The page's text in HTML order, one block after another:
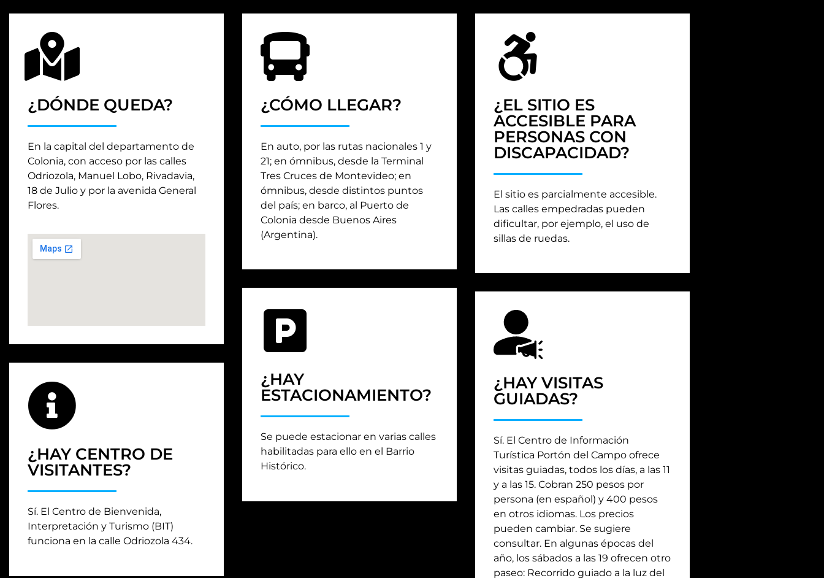
¿DÓNDE QUEDA?
En la capital del departamento de
Colonia, con acceso por las calles
Odriozola, Manuel Lobo, Rivadavia,
18 de Julio y por la avenida General
Flores.
¿HAY CENTRO DE
VISITANTES?
Sí. El Centro de Bienvenida,
Interpretación y Turismo (BIT)
funciona en la calle Odriozola 434.
¿CÓMO LLEGAR?
En auto, por las rutas nacionales 1 y
21; en ómnibus, desde la Terminal
Tres Cruces de Montevideo; en
ómnibus, desde distintos puntos
del país; en barco, al Puerto de
Colonia desde Buenos Aires
(Argentina).
¿HAY
ESTACIONAMIENTO?
Se puede estacionar en varias calles
habilitadas para ello en el Barrio
Histórico.
¿EL SITIO ES
ACCESIBLE PARA
PERSONAS CON
DISCAPACIDAD?
El sitio es parcialmente accesible.
Las calles empedradas pueden
dificultar, por ejemplo, el uso de
sillas de ruedas.
¿HAY VISITAS
GUIADAS?
Sí. El Centro de Información
Turística Portón del Campo ofrece
visitas guiadas, todos los días, a las 11
y a las 15. Cobran 250 pesos por
persona (en español) y 400 pesos
en otros idiomas. Los precios
pueden cambiar. Se sugiere
consultar. En algunas épocas del
año, los sábados a las 19 ofrecen otro
paseo: Recorrido guiado a la luz del